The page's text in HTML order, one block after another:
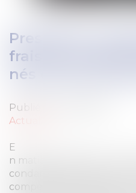
Prestation
frais de scolarité
nés d'une
Publié le :
Actualité
E
n matière de divorce, l’un
condamné à verser à
compensatoire destinée à